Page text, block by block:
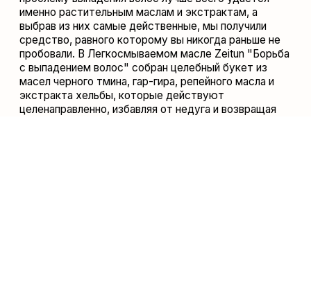
Dicaprylyl Ether, Vitis Vinifera (Grape) Seed Oil, Persea
Gratissima (Avocado) Oil, Oenothera Biennis (Evening Primrose)
Oil, Rosa Canina (Rosehip) Fruit Oil, Propylheptyl Caprylate,
Sunflower (Helianthus Annuus) Seed Oil, Rosemary (Rosmarinus
Officinalis) Leaf Extract, Hippophae Rhamnoides (Sea Buckthorn)
Oil, Ascorbyl Tetraisopalmitate (Vitamin C), Citrus Amara (Neroli)
Flower Oil, Tocopheryl Acetate (Vitamin E), Retinyl Palmitate
(Vitamin A)
согрейте несколько капель масла в ладонях и нанесите на
слегка влажную очищенную кожу лица похлопывающими
движениями. Хранить при температуре 5°-25°C. ВНИМАНИЕ:
возможна индивидуальная непереносимость натуральных
компонентов.